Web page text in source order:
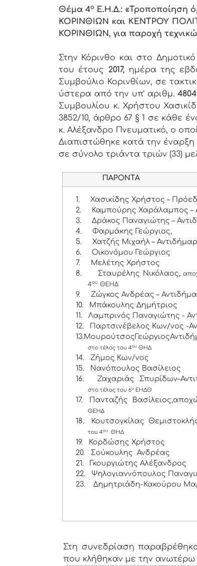
Θέμα 4ο Ε.Η.Δ.: «Τροποποίηση
ΚΟΡΙΝΘΙΩΝ και ΚΕΝΤΡΟΥ
ΚΟΡΙΝΘΙΩΝ, για παροχή
Στην Κόρινθο και στο
του έτους 2017, ημέρα της
Συμβούλιο Κορινθίων, σε
ύστερα από την υπ’ αριθμ.
Συμβουλίου κ. Χρήστου
3852/10, άρθρο 67 § 1 σε κάθε
κ. Αλέξανδρο Πνευματικό, ο
Διαπιστώθηκε κατά την
σε σύνολο τριάντα τριών (33)
ΠΑΡΟΝΤΑ
1.
Χασικίδης Χρήστος –
2.
Καμπούρης Χαράλαμπος –
3.
Δράκος Παναγιώτης –
4.
Φαρμάκης Γεώργιος,
5.
Χατζής Μιχαήλ –
6.
Οικονόμου Γεώργιος
7.
Μελέτης Χρήστος
8.
Σταυρέλης Νικόλαος,
4ου ΘΕΗΔ
9.
Ζώγκος Ανδρέας –
10.
Μπάκουλης Δημήτριος
11.
Λαμπρινός Παναγιώτης -
12.
Παρτσινέβελος Κων/νος -
στο τέλος του 4ου ΘΗΔ
14.
Ζήμος Κων/νος
15.
Νανόπουλος Βασίλειος
16.
Ζαχαριάς
στο τέλος του 6υ ΕΗΔΘ
17. Πανταζής
ΘΕΗΔ
18. Κουτσογκίλας
του 4ου ΘΗΔ
19.
Κορδώσης Χρήστος
20.
Σούκουλης Ανδρέας
21.
Γκουργιώτης Αλέξανδρος
22.
Ψηλογιαννόπουλος
23.
Δημητριάδη-Κακούρου
Στη συνεδρίαση
που κλήθηκαν με την